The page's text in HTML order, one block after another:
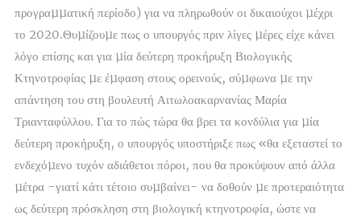
προγραµµατική περίοδο) για να πληρωθούν οι δικαιούχοι µέχρι
το 2020.Θυµίζουµε πως ο υπουργός πριν λίγες µέρες είχε κάνει
λόγο επίσης και για µία δεύτερη προκήρυξη Βιολογικής
Κτηνοτροφίας µε έµφαση στους ορεινούς, σύµφωνα µε την
απάντηση του στη βουλευτή Αιτωλοακαρνανίας Μαρία
Τριανταφύλλου. Για το πώς τώρα θα βρει τα κονδύλια για µία
δεύτερη προκήρυξη, ο υπουργός υποστήριξε πως «θα εξεταστεί το
ενδεχόµενο τυχόν αδιάθετοι πόροι, που θα προκύψουν από άλλα
µέτρα -γιατί κάτι τέτοιο συµβαίνει- να δοθούν µε προτεραιότητα
ως δεύτερη πρόσκληση στη βιολογική κτηνοτροφία, ώστε να